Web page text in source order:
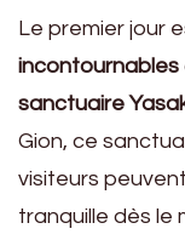
Le premier jour
incontournables
sanctuaire
Gion, ce
visiteurs
tranquille dès le